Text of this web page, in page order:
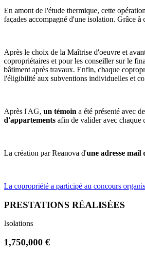
En amont de l'étude thermique, cette
façades accompagné d'une isolation. Grâce
Après le choix de la Maîtrise d'oeuvre et
copropriétaires et pour les conseiller sur le
bâtiment après travaux. Enfin, chaque
l'éligibilité aux subventions individuelles et
Après l'AG, un témoin a été présenté avec
d'appartements afin de valider avec chaque
La création par Reanova d'une adresse mail
La copropriété a participé au concours
PRESTATIONS RÉALISÉES
Isolations
1,750,000 €